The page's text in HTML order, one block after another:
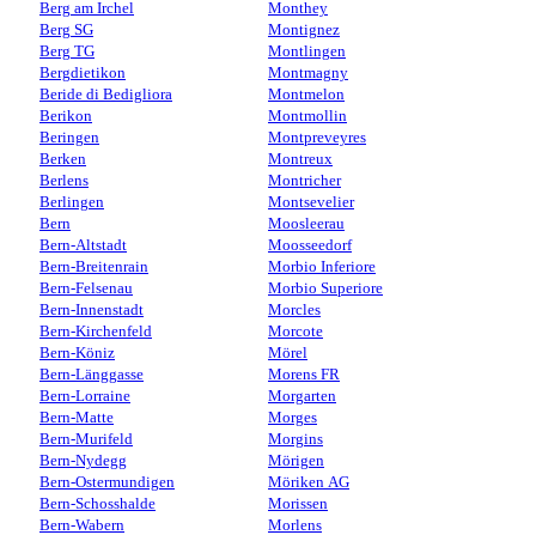
Berg am Irchel
Berg SG
Berg TG
Bergdietikon
Beride di Bedigliora
Berikon
Beringen
Berken
Berlens
Berlingen
Bern
Bern-Altstadt
Bern-Breitenrain
Bern-Felsenau
Bern-Innenstadt
Bern-Kirchenfeld
Bern-Köniz
Bern-Länggasse
Bern-Lorraine
Bern-Matte
Bern-Murifeld
Bern-Nydegg
Bern-Ostermundigen
Bern-Schosshalde
Bern-Wabern
Monthey
Montignez
Montlingen
Montmagny
Montmelon
Montmollin
Montpreveyres
Montreux
Montricher
Montsevelier
Moosleerau
Moosseedorf
Morbio Inferiore
Morbio Superiore
Morcles
Morcote
Mörel
Morens FR
Morgarten
Morges
Morgins
Mörigen
Möriken AG
Morissen
Morlens